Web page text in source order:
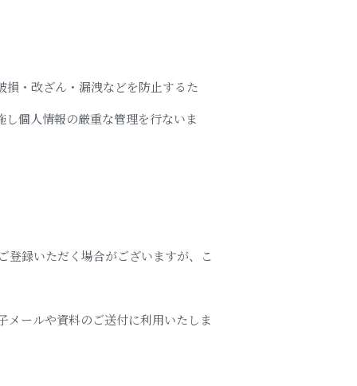
・改ざん・漏洩などを防止するた
個人情報の厳重な管理を行ないま
録いただく場合がございますが、こ
ールや資料のご送付に利用いたしま